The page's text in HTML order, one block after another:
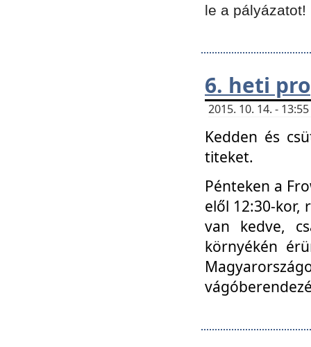
le a pályázatot!
6. heti
2015. 10. 14. -
Kedden és
titeket.
Pénteken a
elől 12:30-kor,
van kedve,
környékén